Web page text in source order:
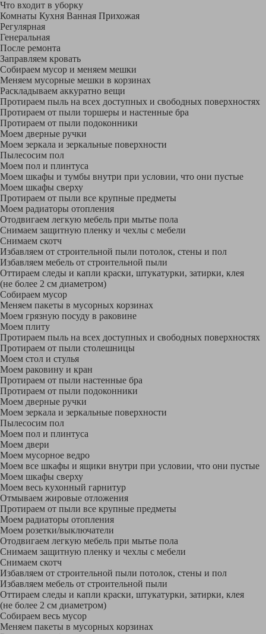
Что входит в уборку
Регу­лярная
Гене­ральная
После ремонта
Заправляем кровать
Собираем мусор и меняем мешки
Меняем мусорные мешки в корзинах
Раскладываем аккуратно вещи
Протираем пыль на всех доступных и свободных поверхностях
Протираем от пыли торшеры и настенные бра
Протираем от пыли подоконники
Моем дверные ручки
Моем зеркала и зеркальные поверхности
Пылесосим пол
Моем пол и плинтуса
Моем шкафы и тумбы внутри при условии, что они пустые
Моем шкафы сверху
Протираем от пыли все крупные предметы
Моем радиаторы отопления
Отодвигаем легкую мебель при мытье пола
Снимаем защитную пленку и чехлы с мебели
Снимаем скотч
Избавляем от строительной пыли потолок, стены и пол
Избавляем мебель от строительной пыли
Оттираем следы и капли краски, штукатурки, затирки, клея
(не более 2 см диаметром)
Собираем мусор
Меняем пакеты в мусорных корзинах
Моем грязную посуду в раковине
Моем плиту
Протираем пыль на всех доступных и свободных поверхностях
Протираем от пыли столешницы
Моем стол и стулья
Моем раковину и кран
Протираем от пыли настенные бра
Протираем от пыли подоконники
Моем дверные ручки
Моем зеркала и зеркальные поверхности
Пылесосим пол
Моем пол и плинтуса
Моем двери
Моем мусорное ведро
Моем все шкафы и ящики внутри при условии, что они пустые
Моем шкафы сверху
Моем весь кухонный гарнитур
Отмываем жировые отложения
Протираем от пыли все крупные предметы
Моем радиаторы отопления
Моем розетки/выключатели
Отодвигаем легкую мебель при мытье пола
Снимаем защитную пленку и чехлы с мебели
Снимаем скотч
Избавляем от строительной пыли потолок, стены и пол
Избавляем мебель от строительной пыли
Оттираем следы и капли краски, штукатурки, затирки, клея
(не более 2 см диаметром)
Собираем весь мусор
Меняем пакеты в мусорных корзинах